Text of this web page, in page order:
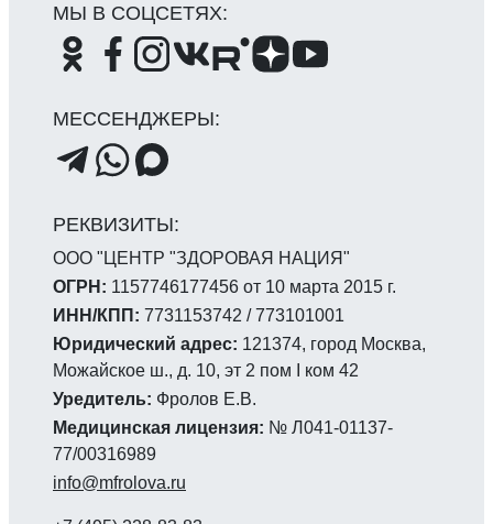
ООО "ЦЕНТР "ЗДОРОВАЯ НАЦИЯ"
ОГРН: 1157746177456 от 10 марта 2015 г.
ИНН/КПП: 7731153742 / 773101001
Юридический адрес: 121374, город Москва,
Можайское ш., д. 10, эт 2 пом I ком 42
Уредитель: Фролов Е.В.
Медицинская лицензия: № Л041-01137-
77/00316989
info@mfrolova.ru